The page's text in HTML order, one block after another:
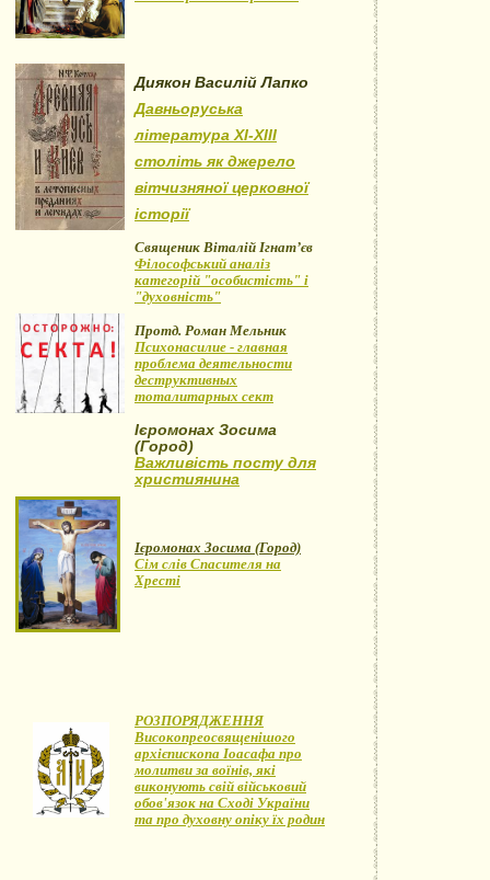
Диякон Василій Лапко
Давньоруська
література XI-XIII
століть як джерело
вітчизняної церковної
історії
Священик Віталій Ігнат’єв
Філософський аналіз
категорій "особистість" і
"духовність"
Протд. Роман Мельник
Психонасилие - главная
проблема деятельности
деструктивных
тоталитарных сект
Ієромонах Зосима
(Город)
Важливість посту для
християнина
Ієромонах Зосима (Город)
Сім слів Спасителя на
Хресті
РОЗПОРЯДЖЕННЯ
Високопреосвященішого
архієпископа Іоасафа про
молитви за воїнів, які
виконують свій військовий
обов'язок на Сході України
та про духовну опіку їх родин